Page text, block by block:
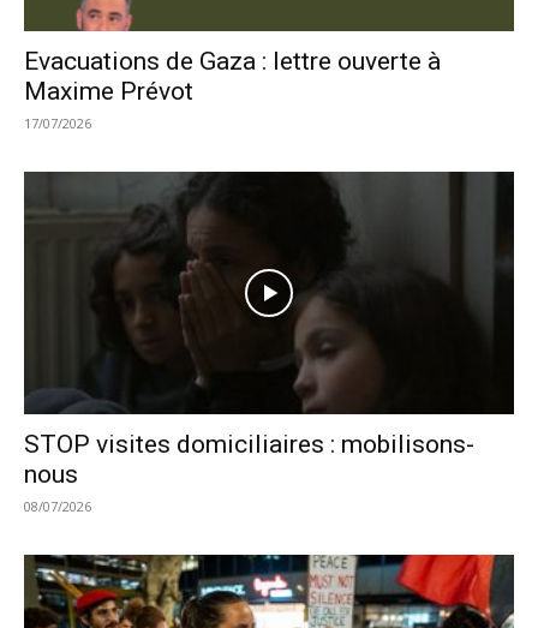
Evacuations de Gaza : lettre ouverte à
Maxime Prévot
17/07/2026
STOP visites domiciliaires : mobilisons-
nous
08/07/2026